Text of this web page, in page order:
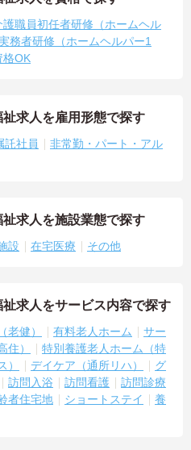
護職員初任者研修（ホームヘル
務者研修（ホームヘルパー1
格OK
求人を雇用形態で探す
託社員
非常勤・パート・アル
求人を施設業態で探す
設 在宅医療 その他
求人をサービス内容で探す
老健） 有料老人ホーム
サー
住）
特別養護老人ホーム（特
） デイケア（通所リハ）
グ
訪問入浴 訪問看護
訪問診療
者住宅地 ショートステイ
養